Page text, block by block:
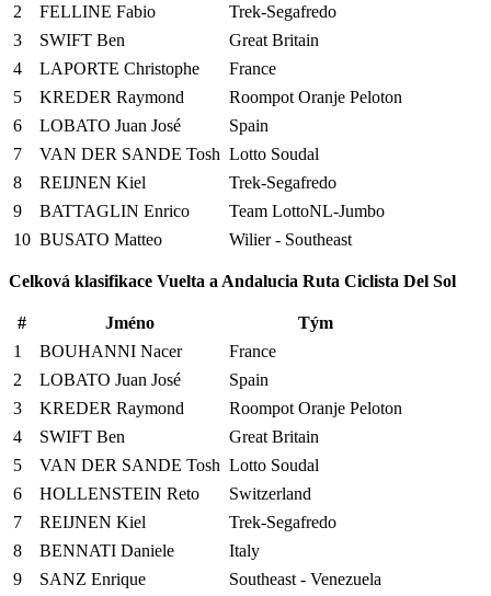
2
FELLINE Fabio
Trek-Segafredo
3
SWIFT Ben
Great Britain
4
LAPORTE Christophe
France
5
KREDER Raymond
Roompot Oranje Peloton
6
LOBATO Juan José
Spain
7
VAN DER SANDE Tosh Lotto Soudal
8
REIJNEN Kiel
Trek-Segafredo
9
BATTAGLIN Enrico
Team LottoNL-Jumbo
10 BUSATO Matteo Wilier - Southeast
Celková klasifikace Vuelta a Andalucia Ruta Ciclista Del Sol
# Jméno
Tým
1
BOUHANNI Nacer
France
2
LOBATO Juan José
Spain
3
KREDER Raymond
Roompot Oranje Peloton
4
SWIFT Ben
Great Britain
5
VAN DER SANDE Tosh Lotto Soudal
6
HOLLENSTEIN Reto
Switzerland
7
REIJNEN Kiel
Trek-Segafredo
8
BENNATI Daniele
Italy
9
SANZ Enrique
Southeast - Venezuela